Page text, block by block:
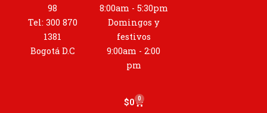
98
Tel: 300 870
1381
Bogotá D.C
8:00am - 5:30pm
Domingos y
festivos
9:00am - 2:00
pm
$0 0
Cart